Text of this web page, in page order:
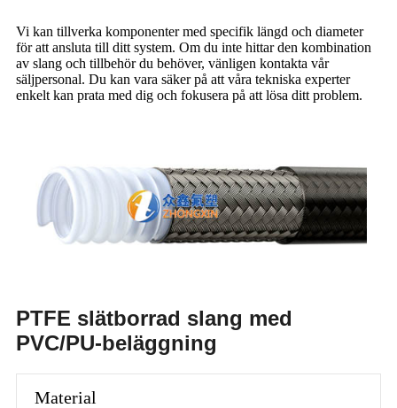
Vi kan tillverka komponenter med specifik längd och diameter
för att ansluta till ditt system. Om du inte hittar den kombination
av slang och tillbehör du behöver, vänligen kontakta vår
säljpersonal. Du kan vara säker på att våra tekniska experter
enkelt kan prata med dig och fokusera på att lösa ditt problem.
PTFE slätborrad slang med
PVC/PU-beläggning
Material